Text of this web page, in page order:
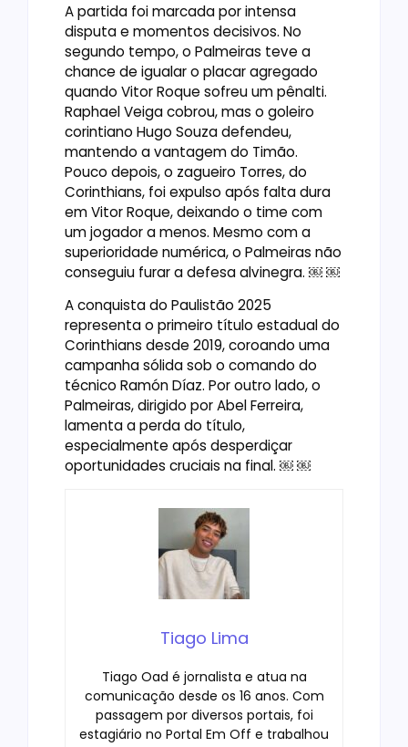
A partida foi marcada por intensa
disputa e momentos decisivos. No
segundo tempo, o Palmeiras teve a
chance de igualar o placar agregado
quando Vitor Roque sofreu um pênalti.
Raphael Veiga cobrou, mas o goleiro
corintiano Hugo Souza defendeu,
mantendo a vantagem do Timão.
Pouco depois, o zagueiro Torres, do
Corinthians, foi expulso após falta dura
em Vitor Roque, deixando o time com
um jogador a menos. Mesmo com a
superioridade numérica, o Palmeiras não
conseguiu furar a defesa alvinegra. ￼ ￼
A conquista do Paulistão 2025
representa o primeiro título estadual do
Corinthians desde 2019, coroando uma
campanha sólida sob o comando do
técnico Ramón Díaz. Por outro lado, o
Palmeiras, dirigido por Abel Ferreira,
lamenta a perda do título,
especialmente após desperdiçar
oportunidades cruciais na final. ￼ ￼
Tiago Lima
Tiago Oad é jornalista e atua na
comunicação desde os 16 anos. Com
passagem por diversos portais, foi
estagiário no Portal Em Off e trabalhou